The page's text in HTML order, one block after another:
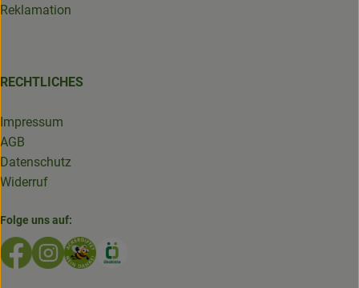
Reklamation
RECHTLICHES
Impressum
AGB
Datenschutz
Widerruf
Folge uns auf:
Externer Link zu https://www.facebook.com/
Externer Link zu https://www.instagram.com/
Externer Link zu https://www.bioladen-